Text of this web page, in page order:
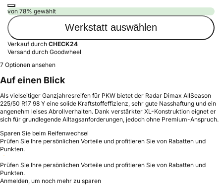
von 78% gewählt
Werkstatt auswählen
Verkauf durch CHECK24
Versand durch Goodwheel
7 Optionen ansehen
Auf einen Blick
Als vielseitiger Ganzjahresreifen für PKW bietet der Radar Dimax AllSeason
225/50 R17 98 Y eine solide Kraftstoffeffizienz, sehr gute Nasshaftung und ein
angenehm leises Abrollverhalten. Dank verstärkter XL-Konstruktion eignet er
sich für grundlegende Alltagsanforderungen, jedoch ohne Premium-Anspruch.
Sparen Sie beim Reifenwechsel
Prüfen Sie Ihre persönlichen Vorteile und profitieren Sie von Rabatten und
Punkten.
Prüfen Sie Ihre persönlichen Vorteile und profitieren Sie von Rabatten und
Punkten.
Anmelden, um noch mehr zu sparen